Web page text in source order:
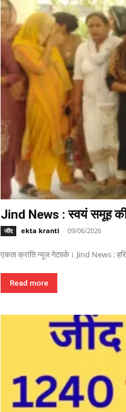
Jind News : स्वयं समूह
जींद ekta kranti - 09/06/2026
एकता क्रांति न्यूज नेटवर्क। Jind News :
Read more